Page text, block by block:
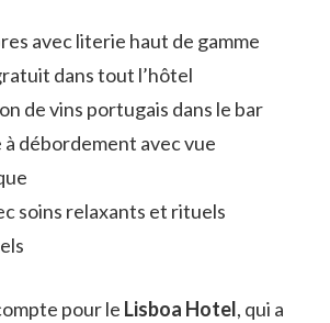
avec literie haut de gamme
dans tout l’hôtel
de vins portugais dans le bar
à débordement avec vue
soins relaxants et rituels
pour le Lisboa Hotel, qui a